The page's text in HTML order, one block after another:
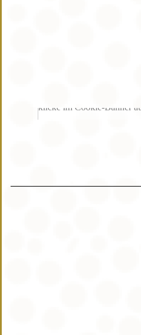
klicke im Cookie-Banner